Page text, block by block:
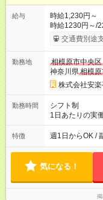
給与
時給1,230円～
時給1230円～/22時以降1538円
時給1230円 【試用期間】試用期間あり 試用期間の長さ：12ヶ
月 雇用形態、
交通費別途
勤務地
相模原市中央区
神奈川県相模
株式会社安
勤務時間
シフト制
1日あたりの実
～/短時間OK！＞
トは自己申告制
して短時間」な
特徴 週1日からOK /
気になる！